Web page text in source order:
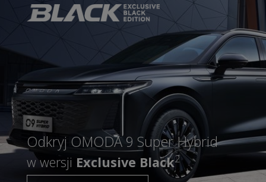
Odkryj OMODA 9 Super Hybrid
w wersji Exclusive Black2